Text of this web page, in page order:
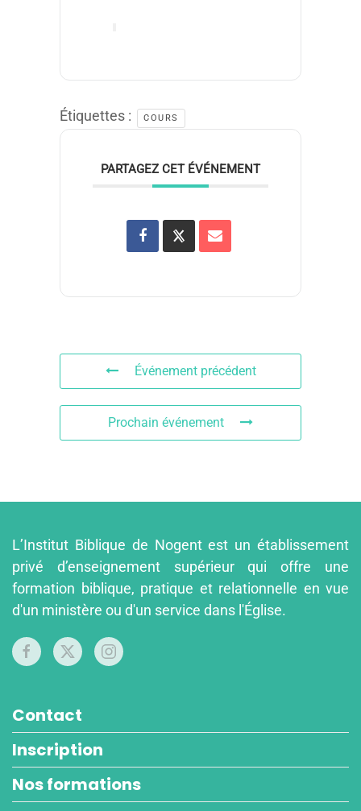
Étiquettes : COURS
PARTAGEZ CET ÉVÉNEMENT
Événement précédent
Prochain événement
L’Institut Biblique de Nogent est un établissement
privé d’enseignement supérieur qui offre une
formation biblique, pratique et relationnelle en vue
d'un ministère ou d'un service dans l'Église.
Contact
Inscription
Nos formations